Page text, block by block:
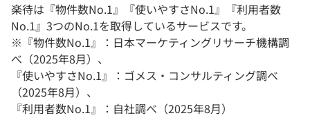
楽待は『物件数No.1』『使いやすさNo.1』『利用者数
No.1』3つのNo.1を取得しているサービスです。
※『物件数No.1』：日本マーケティングリサーチ機構調
べ（2025年8月）、
『使いやすさNo.1』：ゴメス・コンサルティング調べ
（2025年8月）、
『利用者数No.1』：自社調べ（2025年8月）